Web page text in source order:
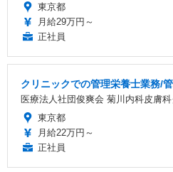
東京都
月給29万円～
正社員
クリニックでの管理栄養士業務/
医療法人社団俊爽会 菊川内科皮膚
東京都
月給22万円～
正社員